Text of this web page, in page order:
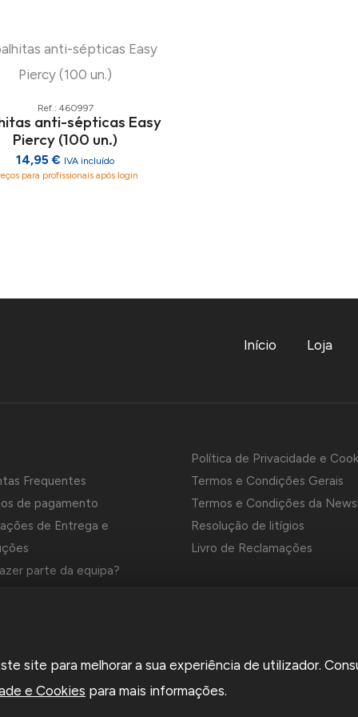
Ref.: 460997
anti-sépticas Easy
Piercy (100 un.)
14,95 € IVA incluído
para profissionais após login
Início Loja
Frequentes
de pagamento
de Entrega e
parte da equipa?
Política de Privacidade e
Termos e Condições Gerais
Termos e Condições da
Resolução de litígios
Livro de Reclamações
em 1969. Dedica-se à importação e comércio de produtos,
e ferramentas especializadas para as atividades de relojoaria
site para melhorar a sua experiência de utilizador.
e Cookies para mais informações.